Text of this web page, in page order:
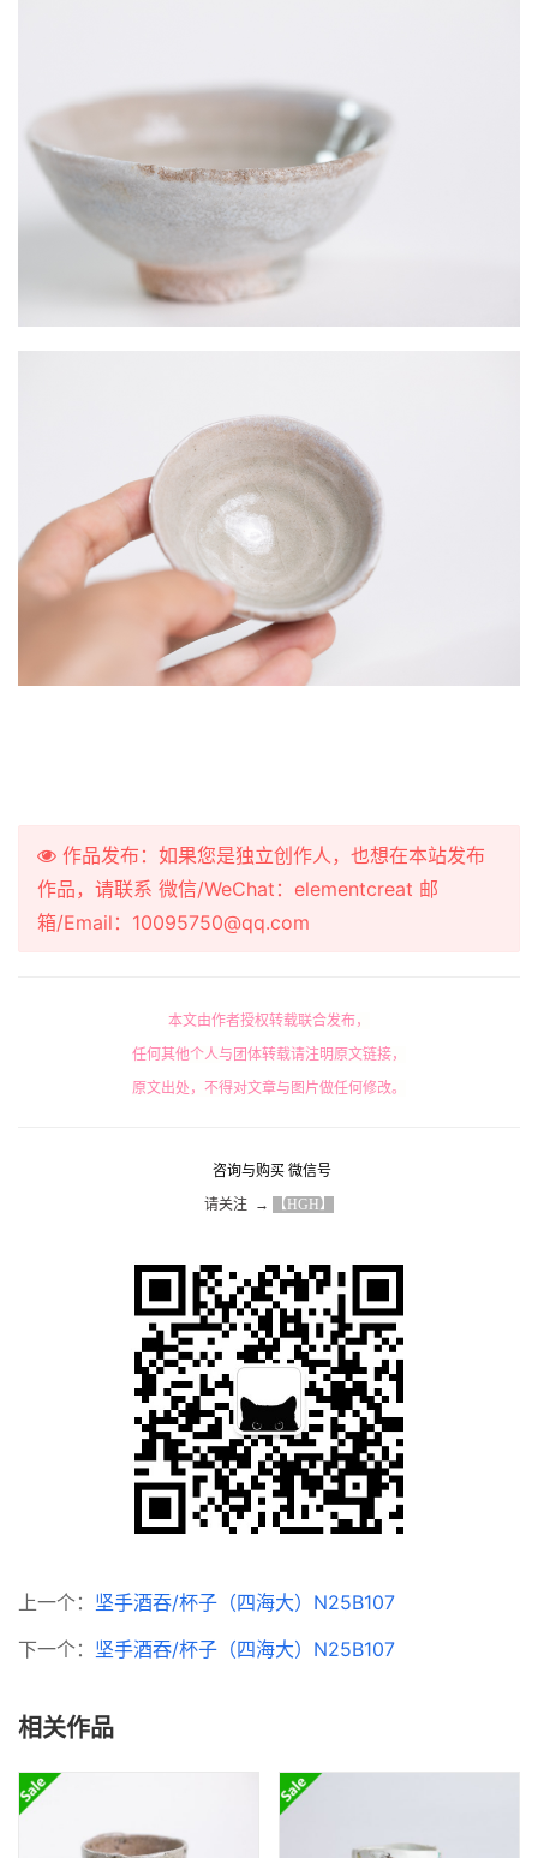
作品发布：如果您是独立创作人，也想在本站发布
作品，请联系 微信/WeChat：elementcreat 邮
箱/Email：10095750@qq.com
本文由作者授权转载联合发布，
任何其他个人与团体转载请注明原文链接，
原文出处，不得对文章与图片做任何修改。
咨询与购买 微信号
请关注  → 【HGH】
上一个： 坚手酒吞/杯子（四海大）N25B107
下一个： 坚手酒吞/杯子（四海大）N25B107
相关作品